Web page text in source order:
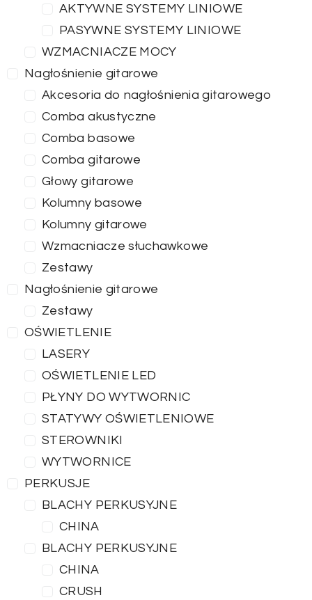
AKTYWNE SYSTEMY LINIOWE
PASYWNE SYSTEMY LINIOWE
WZMACNIACZE MOCY
Nagłośnienie gitarowe
Akcesoria do nagłośnienia gitarowego
Comba akustyczne
Comba basowe
Comba gitarowe
Głowy gitarowe
Kolumny basowe
Kolumny gitarowe
Wzmacniacze słuchawkowe
Zestawy
Nagłośnienie gitarowe
Zestawy
OŚWIETLENIE
LASERY
OŚWIETLENIE LED
PŁYNY DO WYTWORNIC
STATYWY OŚWIETLENIOWE
STEROWNIKI
WYTWORNICE
PERKUSJE
BLACHY PERKUSYJNE
CHINA
BLACHY PERKUSYJNE
CHINA
CRUSH